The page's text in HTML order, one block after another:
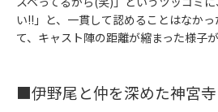
い!!」と、一貫して認めることはなか
て、キャスト陣の距離が縮まった様子が
■伊野尾と仲を深めた神宮寺